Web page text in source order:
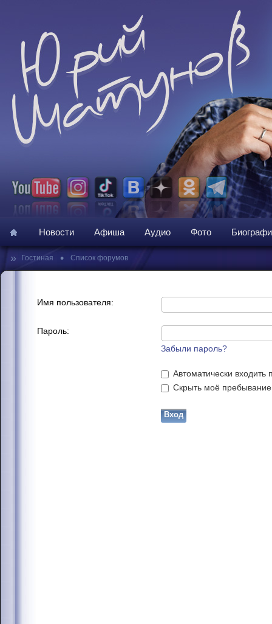
Новости Афиша Аудио Фото
» Гостиная • Список форумов
Имя пользователя:
Пароль:
Забыли пароль?
Автоматически
Скрыть моё пребывание